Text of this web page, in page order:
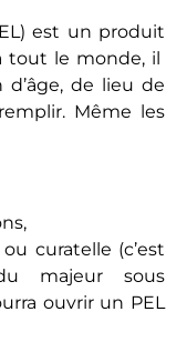
est un produit
tout le monde, il
de lieu de
Même les
curatelle (c’est
majeur sous
ouvrir un PEL